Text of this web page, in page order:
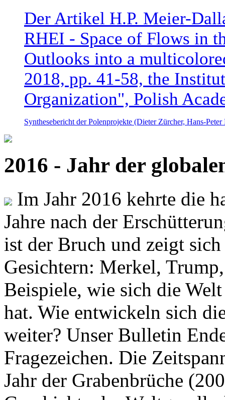
Der Artikel H.P. Meier-
RHEI - Space of Flows in
Outlooks into a
2018, pp. 41-58, the
Organization", Polish
Synthesebericht der Polenprojekte (Dieter Zürcher, Hans-
2016 - Jahr der
Im Jahr 2016 kehrte die
Jahre nach der
ist der Bruch und zeigt
Gesichtern: Merkel,
Beispiele, wie sich die
hat. Wie entwickeln sich
weiter? Unser Bulletin
Fragezeichen. Die
Jahr der Grabenbrüche